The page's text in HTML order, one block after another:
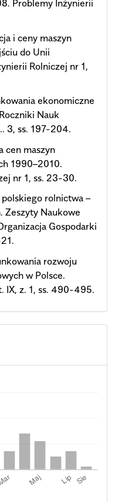
Problemy Inżynierii
i ceny maszyn
do Unii
Rolniczej nr 1,
ekonomiczne
Nauk
3, ss. 197-204.
cen maszyn
1990–2010.
nr 1, ss. 23-30.
rolnictwa –
Zeszyty Naukowe
Gospodarki
rozwoju
w Polsce.
IX, z. 1, ss. 490-495.